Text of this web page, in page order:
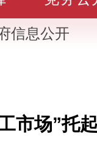
数据发
信息公开
市场”托